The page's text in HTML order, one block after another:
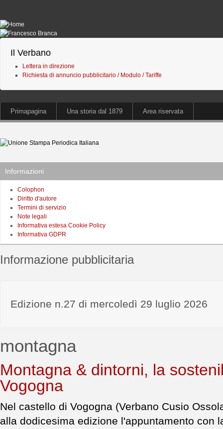
Il Verbano
Lettera in direzione
Richiesta di annuncio pubblicitario / Modulo / Tariffe
Primapagina Una storia dal 1879 Area riservata
Informazioni
Colophon
Diritto d'autore
Termini di servizio
Note legali
Informativa estesa Cookie Policy
Informativa GDPR
Informazione pubblicitaria
Edizione n.27 di mercoledì 29 luglio 2026
montagna
Montagna & dintorni, la
Vogogna
Nel castello di Vogogna (Verbano Cusio
alla dodicesima edizione l'appuntamento con